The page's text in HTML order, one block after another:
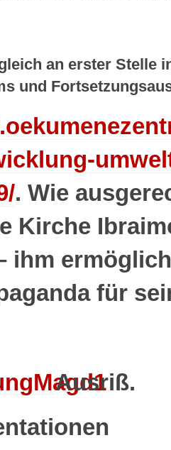
an erster Stelle
und
. Wie
Kirche
ihm
für
Ausriß.